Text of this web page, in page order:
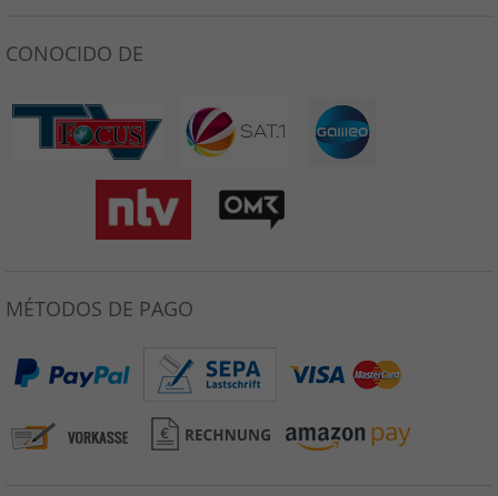
CONOCIDO DE
MÉTODOS DE PAGO